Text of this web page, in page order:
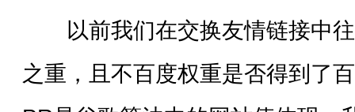
以前我们在交换友情链接中往
之重，且不百度权重是否得到了